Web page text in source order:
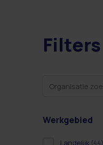
100 resultaten
Filters
Werkgebied
Landelijk (44)